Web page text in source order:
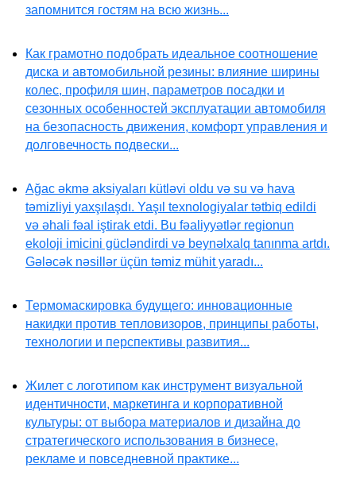
запомнится гостям на всю жизнь...
Как грамотно подобрать идеальное соотношение
диска и автомобильной резины: влияние ширины
колес, профиля шин, параметров посадки и
сезонных особенностей эксплуатации автомобиля
на безопасность движения, комфорт управления и
долговечность подвески...
Ağac əkmə aksiyaları kütləvi oldu və su və hava
təmizliyi yaxşılaşdı. Yaşıl texnologiyalar tətbiq edildi
və əhali fəal iştirak etdi. Bu fəaliyyətlər regionun
ekoloji imicini gücləndirdi və beynəlxalq tanınma artdı.
Gələcək nəsillər üçün təmiz mühit yaradı...
Термомаскировка будущего: инновационные
накидки против тепловизоров, принципы работы,
технологии и перспективы развития...
Жилет с логотипом как инструмент визуальной
идентичности, маркетинга и корпоративной
культуры: от выбора материалов и дизайна до
стратегического использования в бизнесе,
рекламе и повседневной практике...